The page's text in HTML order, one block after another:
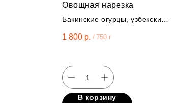
Овощная нарезка
Бакинские огурцы, узбекские
1 800 р. / 750 г
В корзину